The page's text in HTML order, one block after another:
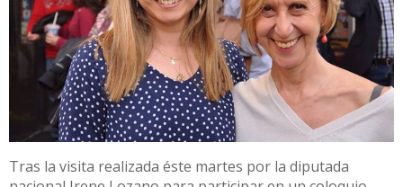
Tras la visita realizada éste martes por la diputada